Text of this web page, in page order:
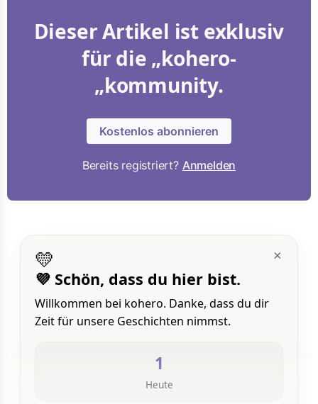
Dieser Artikel ist exklusiv
für die „kohero-
„kommunity.
Kostenlos abonnieren
Bereits registriert? Anmelden
×
💛
💜 Schön, dass du hier bist.
Willkommen bei kohero. Danke, dass du dir
Zeit für unsere Geschichten nimmst.
1
Heute